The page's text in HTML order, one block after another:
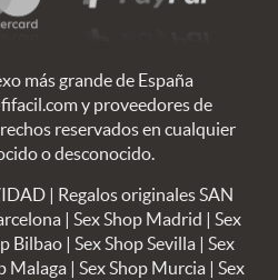
más grande de España
y proveedores de
reservados en cualquier
o desconocido.
| Regalos originales SAN
|Sex Shop Madrid |Sex
Bilbao |Sex Shop Sevilla |Sex
Malaga |Sex Shop Murcia |Sex